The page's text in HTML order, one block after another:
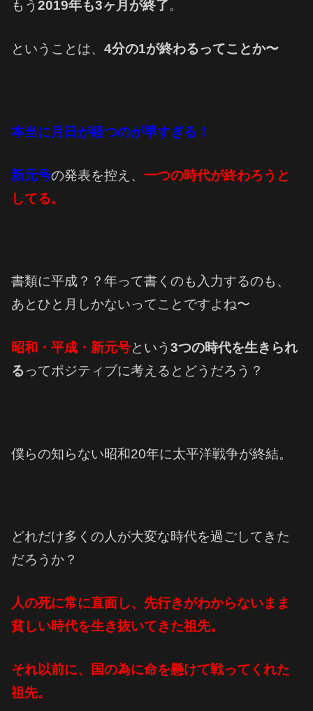
もう 2019年も3ヶ月が終了。
ということは、 4分の1が終わるってことか〜
本当に月日が経つのが早すぎる！
新元号の発表を控え、 一つの時代が終わろうと
してる。
書類に平成？？年って書くのも入力するのも、
あとひと月しかないってことですよね〜
昭和・平成・新元号という 3つの時代を生きられ
るってポジティブに考えるとどうだろう？
僕らの知らない昭和20年に太平洋戦争が終結。
どれだけ多くの人が大変な時代を過ごしてきた
だろうか？
人の死に常に直面し、先行きがわからないまま
貧しい時代を生き抜いてきた祖先。
それ以前に、国の為に命を懸けて戦ってくれた
祖先。